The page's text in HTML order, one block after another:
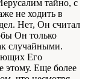
тайно, с
не ходить в
Нет, Он считал
Он только
случайными.
Его
этому. Еще более